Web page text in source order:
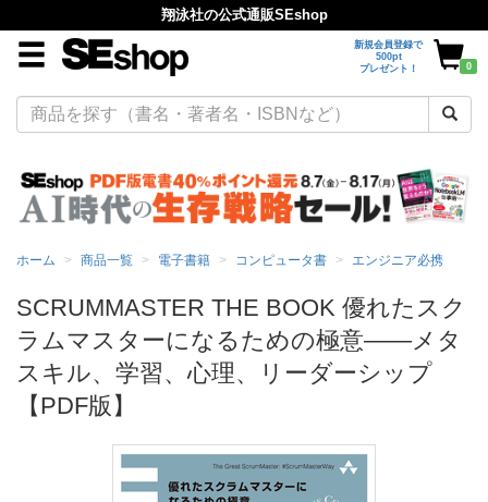
翔泳社の公式通販SEshop
新規会員登録で
500pt
プレゼント！
0
ホーム 商品一覧 電子書籍 コンピュータ書 エンジニア必携
SCRUMMASTER THE BOOK 優れたスク
ラムマスターになるための極意――メタ
スキル、学習、心理、リーダーシップ
【PDF版】